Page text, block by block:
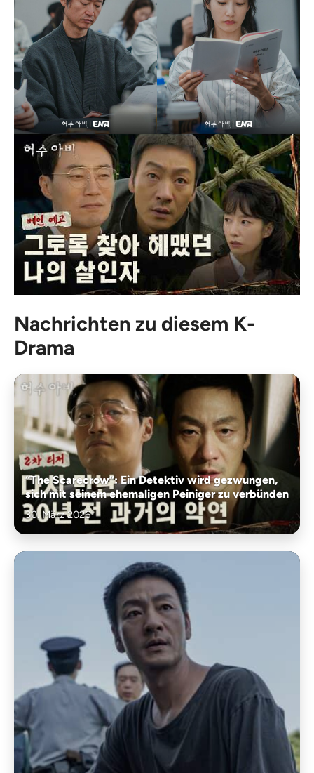
Nachrichten zu diesem K-
Drama
“The Scarecrow”: Ein Detektiv wird gezwungen,
sich mit seinem ehemaligen Peiniger zu verbünden
30. März 2026